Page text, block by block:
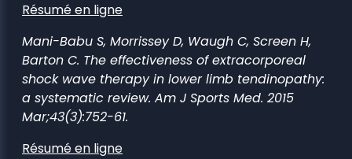
Résumé en ligne
Mani-Babu S, Morrissey D, Waugh C, Screen H,
Barton C. The effectiveness of extracorporeal
shock wave therapy in lower limb tendinopathy:
a systematic review. Am J Sports Med. 2015
Mar;43(3):752-61.
Résumé en ligne